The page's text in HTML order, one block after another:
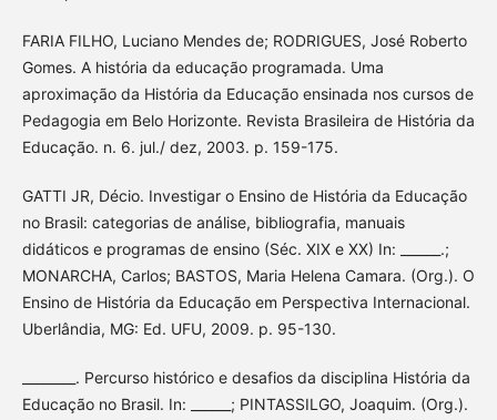
FARIA FILHO, Luciano Mendes de; RODRIGUES, José Roberto
Gomes. A história da educação programada. Uma
aproximação da História da Educação ensinada nos cursos de
Pedagogia em Belo Horizonte. Revista Brasileira de História da
Educação. n. 6. jul./ dez, 2003. p. 159-175.
GATTI JR, Décio. Investigar o Ensino de História da Educação
no Brasil: categorias de análise, bibliografia, manuais
didáticos e programas de ensino (Séc. XIX e XX) In: ______.;
MONARCHA, Carlos; BASTOS, Maria Helena Camara. (Org.). O
Ensino de História da Educação em Perspectiva Internacional.
Uberlândia, MG: Ed. UFU, 2009. p. 95-130.
________. Percurso histórico e desafios da disciplina História da
Educação no Brasil. In: ______; PINTASSILGO, Joaquim. (Org.).